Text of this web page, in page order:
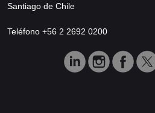
Santiago de Chile
Teléfono +56 2 2692 0200